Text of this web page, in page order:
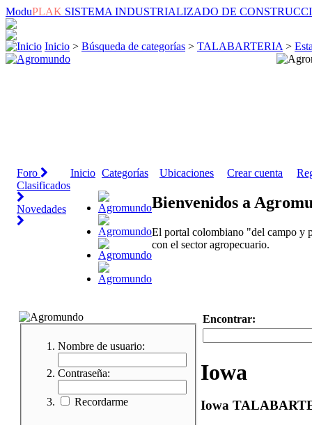
ModuPLAK SISTEMA INDUSTRIALIZADO DE
Inicio > Búsqueda de categorías > TALABARTERIA >
Foro
Clasificados
Novedades
Inicio Categorías Ubicaciones Crear cuenta
Bienvenidos a
El portal colombiano "del campo y
con el sector agropecuario.
Nombre de usuario:
Contraseña:
Recordarme
Encontrar:
Iowa
Iowa